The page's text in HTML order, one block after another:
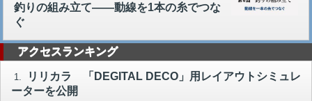
釣りの組み立て――動線を1本の糸でつな
ぐ
アクセスランキング
1.
リリカラ 「DEGITAL DECO」用レイアウトシミュレ
ーターを公開